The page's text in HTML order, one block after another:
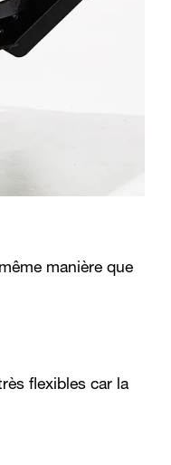
manière que
flexibles car la